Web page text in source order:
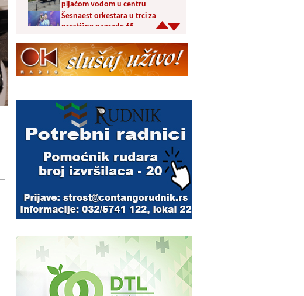
pijaćom vodom u centru
Šesnaest orkestara u trci za
prestižne nagrade 65.
Bez Vranjanaca u
takmičarskom delu
Akcija dobrovoljnog davanja
KUD Vrelac u Vranjskoj Banji
domaćin Međunarodnog
festivala folklora
Za poljoprivrednike 5,8 miliona
Svetska nedelja dojenja –
Dojenje najbolji početak
provereno najbolje
Akcija dobrovoljnog davanja
krvi u četvrtak u Vranju
Ukrao novac iz crkve: Policija
brzo reagovala